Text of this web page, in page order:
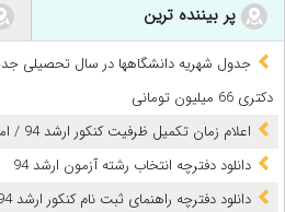
پر بیننده ترین
جدول شهریه دانشگاهها در سال تحصیلی
دکتری 66 میلیون تومانی
اعلام زمان تکمیل ظرفیت کنکور ارشد 94 / امکان اعتراض تا 9 مهر
دانلود دفترچه انتخاب رشته آزمون ارشد 94
دانلود دفترچه راهنمای ثبت نام کنکور ارشد 94